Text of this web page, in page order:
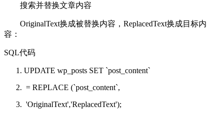
搜索并替换文章内容
OriginalText换成被替换内容，ReplacedText换成目标内
容：
SQL代码
UPDATE wp_posts SET `post_content`
= REPLACE (`post_content`,
'OriginalText','ReplacedText');